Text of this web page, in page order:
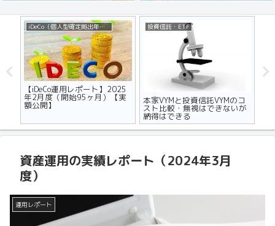
iDeCo（個人型確定拠出年金）
【iDeCo運用レポート】2025
年2月度（開始95ヶ月）【実
額公開】
投資信託・ETF
本家VYMと投資信託VYMのコ
スト比較・無視はできないが
納得はできる
資産運用の実績レポート（2024年3月
度）
運用レポート